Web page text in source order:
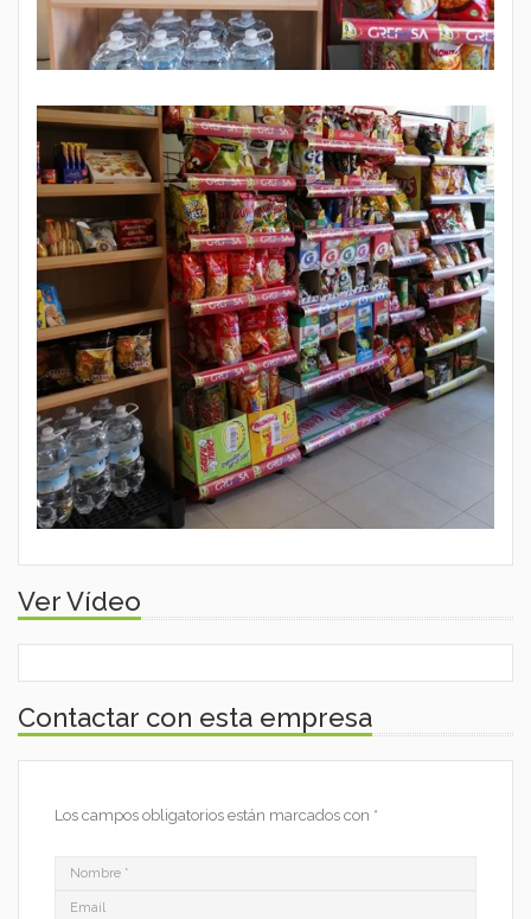
Ver Vídeo
Contactar con esta empresa
Los campos obligatorios están marcados con *